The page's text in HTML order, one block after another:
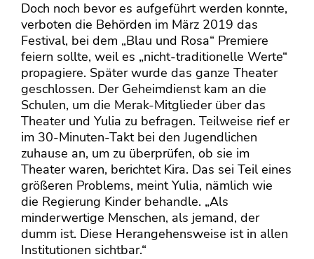
Doch noch bevor es aufgeführt werden konnte,
verboten die Behörden im März 2019 das
Festival, bei dem „Blau und Rosa“ Premiere
feiern sollte, weil es „nicht-traditionelle Werte“
propagiere. Später wurde das ganze Theater
geschlossen. Der Geheimdienst kam an die
Schulen, um die Merak-Mitglieder über das
Theater und Yulia zu befragen. Teilweise rief er
im 30-Minuten-Takt bei den Jugendlichen
zuhause an, um zu überprüfen, ob sie im
Theater waren, berichtet Kira. Das sei Teil eines
größeren Problems, meint Yulia, nämlich wie
die Regierung Kinder behandle. „Als
minderwertige Menschen, als jemand, der
dumm ist. Diese Herangehensweise ist in allen
Institutionen sichtbar.“